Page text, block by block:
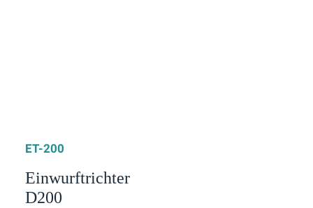
ET-200
Einwurftrichter
D200